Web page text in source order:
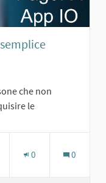
che non
le
0 0